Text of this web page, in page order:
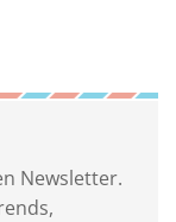
Newsletter.